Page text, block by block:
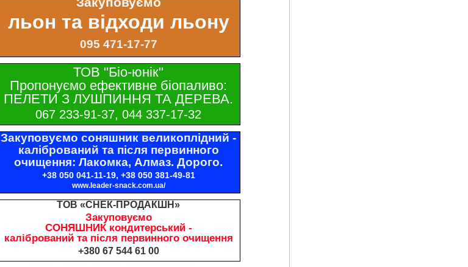
льон та відходи льону
095 471-17-77
ТОВ "Біо-юнік"
Пропонуємо ефективне біопаливо:
ПЕЛЕТИ З ЛУШПИННЯ ТА ДЕРЕВА.
067 233-91-37, 044 337-17-32
Закуповуємо соняшник великоплідний -
калібрований та після первинного
очищення: Лакомка, Алмаз. Дорого.
+38 050 041-11-19, +38 050 381-49-81
www.leader-snack.com.ua/
ТОВ «СНЕК-ПРОДАКШН»
Закуповуємо
СОНЯШНИК кондитерський -
калібрований та після первинного очищення
+380 67 544 61 00